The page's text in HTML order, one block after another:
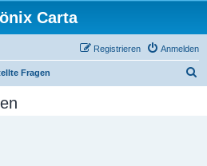
Carta
Anmelden
Registrieren
Fragen